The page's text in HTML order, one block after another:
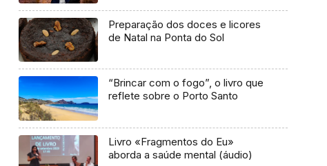
Preparação dos doces e licores
de Natal na Ponta do Sol
“Brincar com o fogo”, o livro que
reflete sobre o Porto Santo
Livro «Fragmentos do Eu»
aborda a saúde mental (áudio)